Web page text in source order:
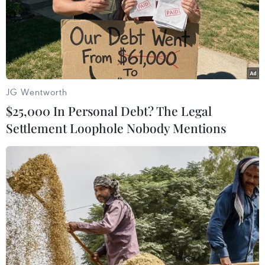
TIN LIÊN QUAN
Phê duyệt nhiệm vụ lập Quy hoạch mạng
lưới đường bộ
JG Wentworth
$25,000 In Personal Debt? The Legal
Settlement Loophole Nobody Mentions